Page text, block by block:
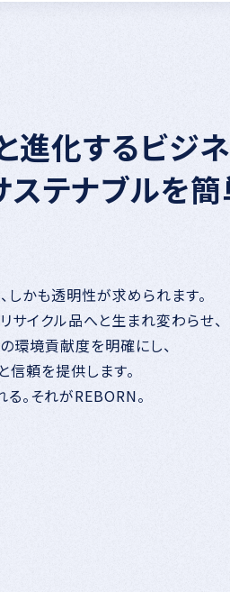
進化するビジ
テナブルを簡
しかも透明性が求められます。
サイクル品へと生まれ変わらせ、
環境貢献度を明確にし、
頼を提供します。
。それがREBORN。